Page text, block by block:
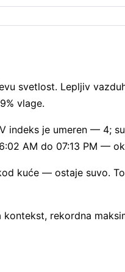
svetlost. Lepljiv
vlage.
indeks je umeren — 4;
AM do 07:13 PM —
kuće — ostaje suvo.
kontekst, rekordna